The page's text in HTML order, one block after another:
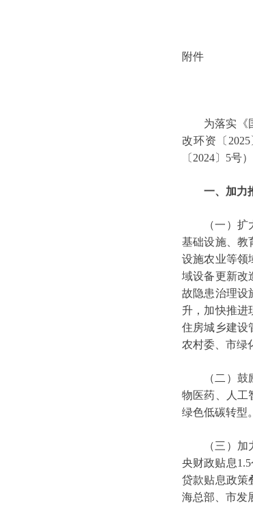
附件
为落实《国
改环资〔
〔2024〕5号
一、加力
（一）扩大
基础设施、教
设施农业等领
域设备更新改
故隐患治理设
升，加快推进
住房城乡建设
农村委、市绿
（二）鼓励
物医药、人工
绿色低碳转型
（三）加力
央财政贴息
贷款贴息政策
海总部、市发